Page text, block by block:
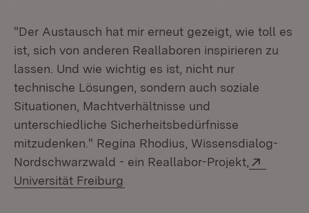
"Der Austausch hat mir erneut gezeigt, wie toll es
ist, sich von anderen Reallaboren inspirieren zu
lassen. Und wie wichtig es ist, nicht nur
technische Lösungen, sondern auch soziale
Situationen, Machtverhältnisse und
unterschiedliche Sicherheitsbedürfnisse
mitzudenken." Regina Rhodius, Wissensdialog-
Nordschwarzwald - ein Reallabor-Projekt,
Universität Freiburg